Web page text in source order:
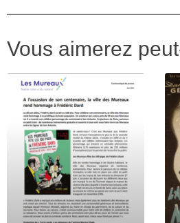
Vous aimerez